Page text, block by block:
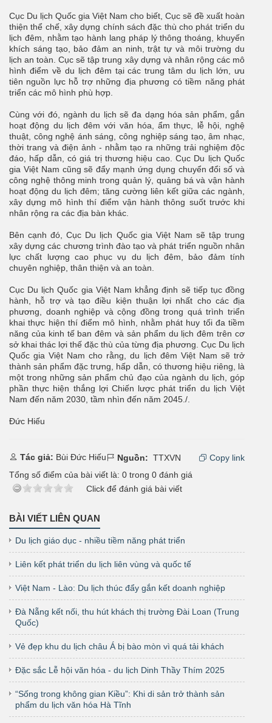
Cục Du lịch Quốc gia Việt Nam cho biết, Cục sẽ đề xuất hoàn
thiện thể chế, xây dựng chính sách đặc thù cho phát triển du
lịch đêm, nhằm tạo hành lang pháp lý thông thoáng, khuyến
khích sáng tạo, bảo đảm an ninh, trật tự và môi trường du
lịch an toàn. Cục sẽ tập trung xây dựng và nhân rộng các mô
hình điểm về du lịch đêm tại các trung tâm du lịch lớn, ưu
tiên nguồn lực hỗ trợ những địa phương có tiềm năng phát
triển các mô hình phù hợp.
Cùng với đó, ngành du lịch sẽ đa dạng hóa sản phẩm, gắn
hoạt động du lịch đêm với văn hóa, ẩm thực, lễ hội, nghệ
thuật, công nghệ ánh sáng, công nghiệp sáng tạo, âm nhạc,
thời trang và điện ảnh - nhằm tạo ra những trải nghiệm độc
đáo, hấp dẫn, có giá trị thương hiệu cao. Cục Du lịch Quốc
gia Việt Nam cũng sẽ đẩy mạnh ứng dụng chuyển đổi số và
công nghệ thông minh trong quản lý, quảng bá và vận hành
hoạt động du lịch đêm; tăng cường liên kết giữa các ngành,
xây dựng mô hình thí điểm vận hành thông suốt trước khi
nhân rộng ra các địa bàn khác.
Bên cạnh đó, Cục Du lịch Quốc gia Việt Nam sẽ tập trung
xây dựng các chương trình đào tạo và phát triển nguồn nhân
lực chất lượng cao phục vụ du lịch đêm, bảo đảm tính
chuyên nghiệp, thân thiện và an toàn.
Cục Du lịch Quốc gia Việt Nam khẳng định sẽ tiếp tục đồng
hành, hỗ trợ và tạo điều kiện thuận lợi nhất cho các địa
phương, doanh nghiệp và cộng đồng trong quá trình triển
khai thực hiện thí điểm mô hình, nhằm phát huy tối đa tiềm
năng của kinh tế ban đêm và sản phẩm du lịch đêm trên cơ
sở khai thác lợi thế đặc thù của từng địa phương. Cục Du lịch
Quốc gia Việt Nam cho rằng, du lịch đêm Việt Nam sẽ trở
thành sản phẩm đặc trưng, hấp dẫn, có thương hiệu riêng, là
một trong những sản phẩm chủ đạo của ngành du lịch, góp
phần thực hiện thắng lợi Chiến lược phát triển du lịch Việt
Nam đến năm 2030, tầm nhìn đến năm 2045./.
Đức Hiếu
Tác giả: Bùi Đức Hiếu Nguồn: TTXVN
Copy link
Tổng số điểm của bài viết là: 0 trong 0 đánh giá
Click để đánh giá bài viết
BÀI VIẾT LIÊN QUAN
Du lịch giáo dục - nhiều tiềm năng phát triển
Liên kết phát triển du lịch liên vùng và quốc tế
Việt Nam - Lào: Du lịch thúc đẩy gắn kết doanh nghiệp
Đà Nẵng kết nối, thu hút khách thị trường Đài Loan (Trung
Quốc)
Vẻ đẹp khu du lịch châu Á bị bào mòn vì quá tải khách
Đặc sắc Lễ hội văn hóa - du lịch Dinh Thầy Thím 2025
“Sống trong không gian Kiều”: Khi di sản trở thành sản
phẩm du lịch văn hóa Hà Tĩnh